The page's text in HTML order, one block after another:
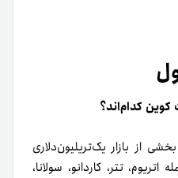
کوین کدام‌اند؟
از بازار یک‌تریلیون‌دلاری
اتریوم، تتر، کاردانو، سولانا،